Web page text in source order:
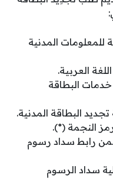
للمعلومات المدنية
(1) لاختيار خدمات البطاقة
النجمة (*).
رابط سداد رسوم
سداد الرسوم